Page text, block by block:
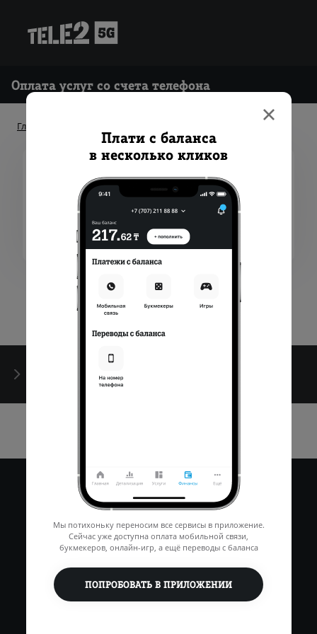
Оплата услуг со счета телефона
Плати с баланса
в несколько кликов
Мы потихоньку переносим все сервисы в приложение.
Сейчас уже доступна оплата мобильной связи,
букмекеров, онлайн-игр, а ещё переводы с баланса
ПОПРОБОВАТЬ В ПРИЛОЖЕНИИ
Главная
Интернет
Оплата по логину
Оплата по номеру телефона
Идентификация